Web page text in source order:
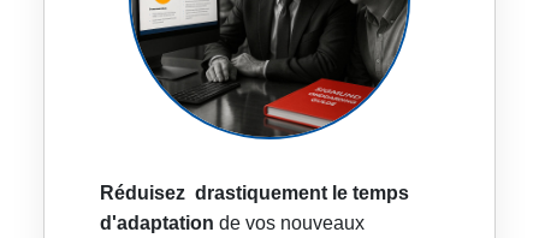
Réduisez drastiquement le temps
d'adaptation de vos nouveaux